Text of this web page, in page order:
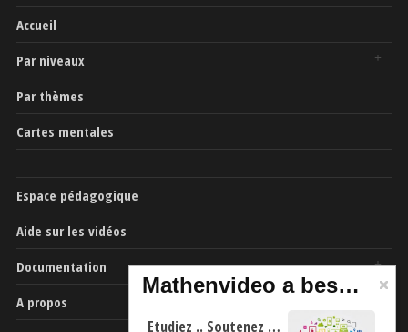
Accueil
Par niveaux
Par thèmes
Cartes mentales
Espace pédagogique
Aide sur les vidéos
Documentation
A propos
Mathenvideo a besoin de vous
Etudiez .. Soutenez …